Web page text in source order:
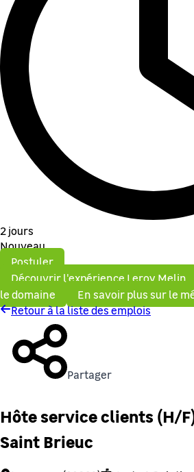
2 jours
Nouveau
Postuler
Découvrir l'expérience Leroy Melin
le domaine
En savoir plus sur le
Retour à la liste des emplois
Partager
Hôte service clients (H/
Saint Brieuc